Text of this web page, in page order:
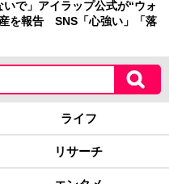
いで」アイラップ公式が“ウォ
を報告 SNS「心強い」「落
ライフ
リサーチ